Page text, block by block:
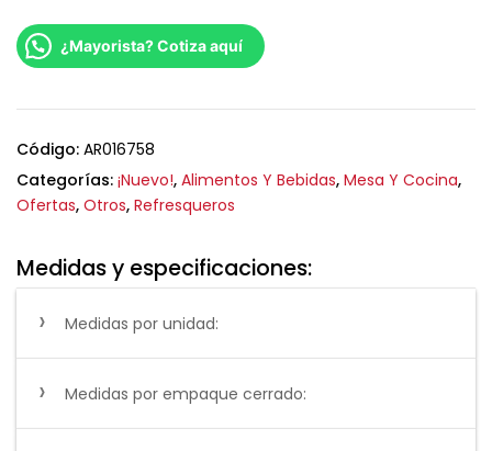
¿Mayorista? Cotiza aquí
Código: AR016758
Categorías: ¡Nuevo!, Alimentos Y Bebidas, Mesa Y Cocina,
Ofertas, Otros, Refresqueros
Medidas y especificaciones:
Medidas por unidad:
Medidas por empaque cerrado: